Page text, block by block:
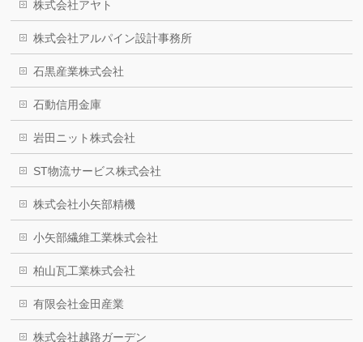
株式会社アヤト
株式会社アルパイン設計事務所
石黒産業株式会社
石動信用金庫
岩田ニット株式会社
ST物流サービス株式会社
株式会社小矢部精機
小矢部繊維工業株式会社
柏山瓦工業株式会社
有限会社金田産業
株式会社越路ガーデン